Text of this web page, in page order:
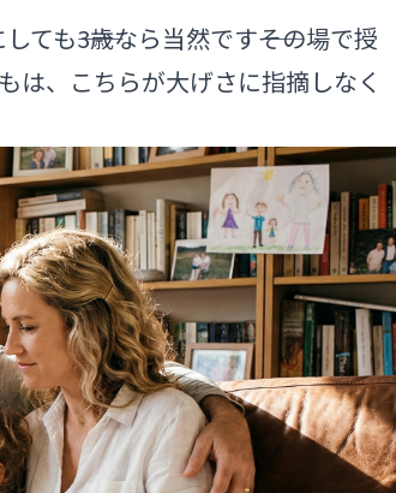
も――3歳なら当然です――その場で授
は、こちらが大げさに指摘しなく